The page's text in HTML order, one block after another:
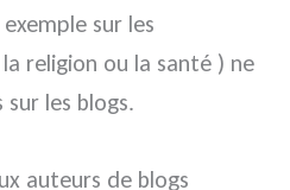
sur les
religion ou la santé ) ne
les blogs.
auteurs de blogs